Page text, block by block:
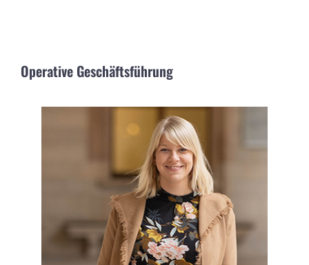
Operative Geschäftsführung